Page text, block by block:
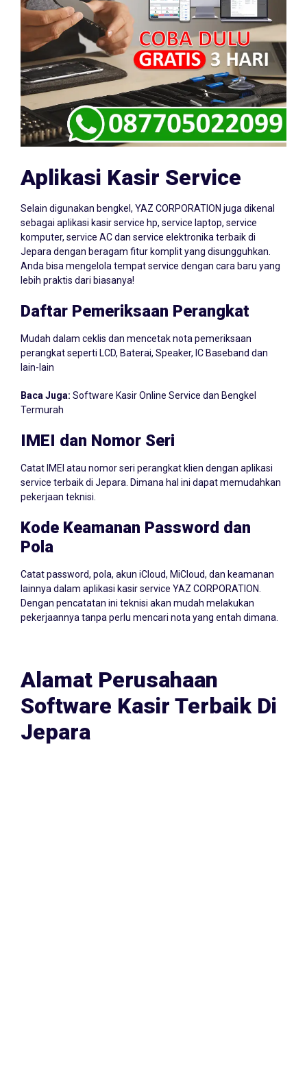
Aplikasi Kasir Service
Selain digunakan bengkel, YAZ CORPORATION juga dikenal
sebagai aplikasi kasir service hp, service laptop, service
komputer, service AC dan service elektronika terbaik di
Jepara dengan beragam fitur komplit yang disungguhkan.
Anda bisa mengelola tempat service dengan cara baru yang
lebih praktis dari biasanya!
Daftar Pemeriksaan Perangkat
Mudah dalam ceklis dan mencetak nota pemeriksaan
perangkat seperti LCD, Baterai, Speaker, IC Baseband dan
lain-lain
Baca Juga: Software Kasir Online Service dan Bengkel
Termurah
IMEI dan Nomor Seri
Catat IMEI atau nomor seri perangkat klien dengan aplikasi
service terbaik di Jepara. Dimana hal ini dapat memudahkan
pekerjaan teknisi.
Kode Keamanan Password dan
Pola
Catat password, pola, akun iCloud, MiCloud, dan keamanan
lainnya dalam aplikasi kasir service YAZ CORPORATION.
Dengan pencatatan ini teknisi akan mudah melakukan
pekerjaannya tanpa perlu mencari nota yang entah dimana.
Alamat Perusahaan
Software Kasir Terbaik Di
Jepara